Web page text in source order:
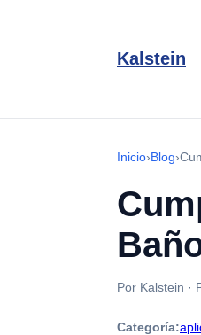
Kalstein
Inicio›Blog›
Por Kalstein ·
Categoría: